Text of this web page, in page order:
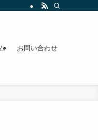
お問い合わせ